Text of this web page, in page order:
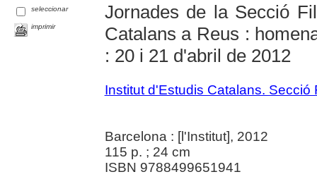
seleccionar
imprimir
Jornades de la Secció
Catalans a Reus :
: 20 i 21 d'abril de 2012
Institut d'Estudis Catalans. Secció
Barcelona : [l'Institut], 2012
115 p. ; 24 cm
ISBN 9788499651941